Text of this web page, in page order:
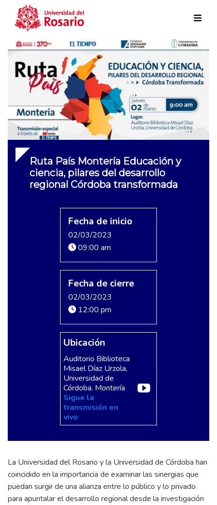
Skip to main content
Ruta País Montería Educación y
ciencia, pilares del desarrollo
regional Córdoba transformada
Fecha de inicio
02/03/2023
09:00 am
Fecha de cierre
02/03/2023
12:00 pm
Ubicación
Auditorio Biblioteca
Misael Díaz Urzola,
Universidad de
Córdoba. Montería
Sigue la
transmisión en
vivo
La Universidad del Rosario y la Universidad de Córdoba han
coincidido en la importancia de examinar las sinergias que
puedan surgir de una alianza entre lo público y lo privado
para apuntalar el desarrollo regional desde la investigación